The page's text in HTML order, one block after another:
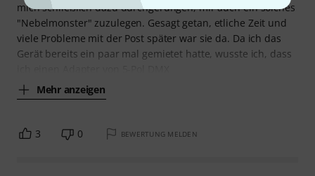
mich schließlich dazu durchgerungen, mir auch ein solches
"Nebelmonster" zuzulegen. Gesagt getan, etliche Zeit und
viele Probleme mit der Post später war sie da. Da ich das
Gerät bereits ein paar mal gemietet hatte, wusste ich, dass
Mehr anzeigen
3 0 BEWERTUNG MELDEN